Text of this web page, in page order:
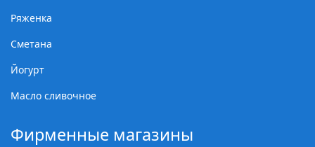
Ряженка
Сметана
Йогурт
Масло сливочное
Фирменные магазины